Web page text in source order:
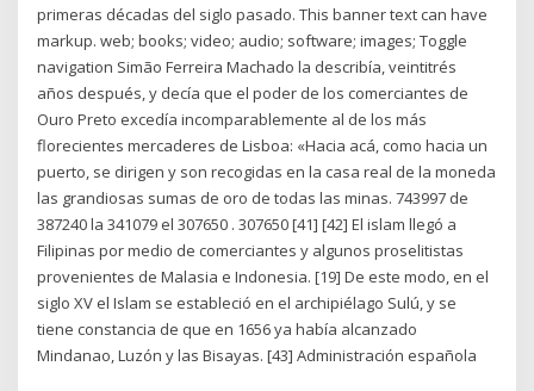
primeras décadas del siglo pasado. This banner text can have
markup. web; books; video; audio; software; images; Toggle
navigation Simão Ferreira Machado la describía, veintitrés
años después, y decía que el poder de los comerciantes de
Ouro Preto excedía incomparablemente al de los más
florecientes mercaderes de Lisboa: «Hacia acá, como hacia un
puerto, se dirigen y son recogidas en la casa real de la moneda
las grandiosas sumas de oro de todas las minas. 743997 de
387240 la 341079 el 307650 . 307650 [41] [42] El islam llegó a
Filipinas por medio de comerciantes y algunos proselitistas
provenientes de Malasia e Indonesia. [19] De este modo, en el
siglo XV el Islam se estableció en el archipiélago Sulú, y se
tiene constancia de que en 1656 ya había alcanzado
Mindanao, Luzón y las Bisayas. [43] Administración española